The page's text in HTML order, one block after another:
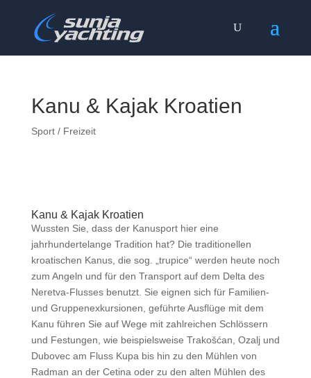
Kanu & Kajak Kroatien
Sport / Freizeit
Kanu & Kajak Kroatien
Wussten Sie, dass der Kanusport hier eine
jahrhundertelange Tradition hat? Die traditionellen
kroatischen Kanus, die sog. „trupice“ werden heute noch
zum Angeln und für den Transport auf dem Delta des
Neretva-Flusses benutzt. Sie eignen sich für Familien-
und Gruppenexkursionen, geführte Ausflüge mit dem
Kanu führen Sie auf Wege mit zahlreichen Schlössern
und Festungen, wie beispielsweise Trakošćan, Ozalj und
Dubovec am Fluss Kupa bis hin zu den Mühlen von
Radman an der Cetina oder zu den alten Mühlen des